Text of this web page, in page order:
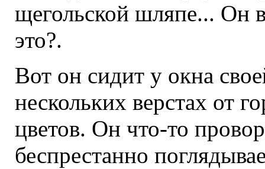
щегольской шляпе... Он
это?.
Вот он сидит у окна
нескольких верстах от
цветов. Он что-то
беспрестанно